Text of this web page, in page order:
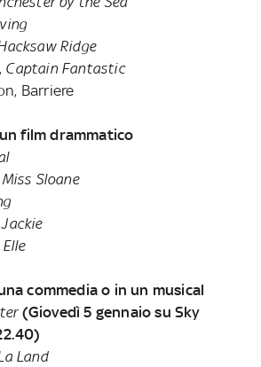
Ridge
Captain Fantastic
Barriere
film drammatico
Miss Sloane
Jackie
Elle
commedia o in un musical
(Giovedì 5 gennaio su Sky
Land